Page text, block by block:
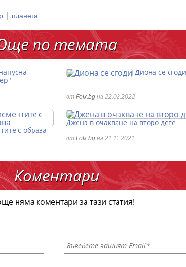
| планета
по темата
Диона се сгоди
от Folk.bg на 22.02.2022
с образа
Джена в очакване на второ дете
от Folk.bg на 21.11.2021
Коментари
няма коментари за тази статия!